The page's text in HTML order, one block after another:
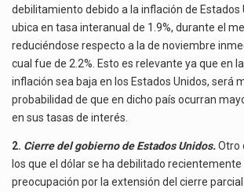
debilitamiento debido a la inflación de Estados
ubica en tasa interanual de 1.9%, durante el
reduciéndose respecto a la de noviembre
cual fue de 2.2%. Esto es relevante ya que en
inflación sea baja en los Estados Unidos, será
probabilidad de que en dicho país ocurran
en sus tasas de interés.
2. Cierre del gobierno de Estados Unidos.Otro
los que el dólar se ha debilitado
preocupación por la extensión del cierre